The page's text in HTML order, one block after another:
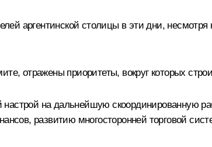
аргентинской столицы в эти дни,
отражены приоритеты, вокруг которых
на дальнейшую скоординированную
развитию многосторонней торговой